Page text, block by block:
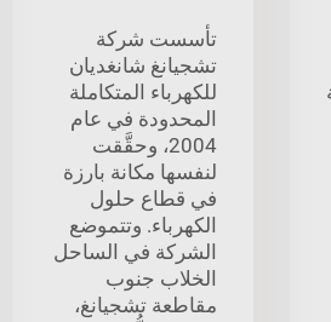
تأسست شركة
تشجيانغ شانغديان
للكهرباء المتكاملة
المحدودة في عام
2004، وحقَّقت
لنفسها مكانة بارزة
في قطاع حلول
الكهرباء. وتتموضع
الشركة في الساحل
الخلاب جنوب
مقاطعة تشجيانغ،